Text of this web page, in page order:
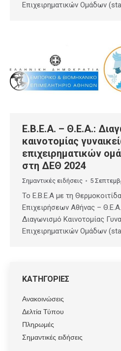
Επιχειρηματικών Ομάδων
E.B.E.A. – Θ.Ε.Α.:
καινοτομίας
επιχειρηματικών
στη ΔΕΘ 2024
Σημαντικές ειδήσεις 5
Το Ε.Β.Ε.Α με τη
Επιχειρήσεων Αθήνας –
Διαγωνισμό Καινοτομίας
Επιχειρηματικών Ομάδων
ΚΑΤΗΓΟΡΙΕΣ
Ανακοινώσεις
Δελτία Τύπου
Πληρωμές
Σημαντικές ειδήσεις